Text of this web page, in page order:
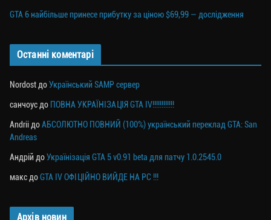
GTA 6 найбільше принесе прибутку за ціною $69,99 — дослідження
Останні коментарі
Nordost доУкраїнський SAMP сервер
санчоус до ПОВНА УКРАЇНІЗАЦІЯ GTA IV!!!!!!!!!!!!
Andrii доАБСОЛЮТНО ПОВНИЙ (100%) український переклад GTA: San
Andreas
Андрій доУкраїнізація GTA 5 v0.91 beta для патчу 1.0.2545.0
макс доGTA IV ОФІЦІЙНО ВИЙДЕ НА PC !!!
Архів новин